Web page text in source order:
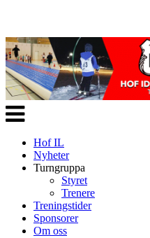
Veksle
navigasjon
Hof IL
Nyheter
Turngruppa
Styret
Trenere
Treningstider
Sponsorer
Om oss